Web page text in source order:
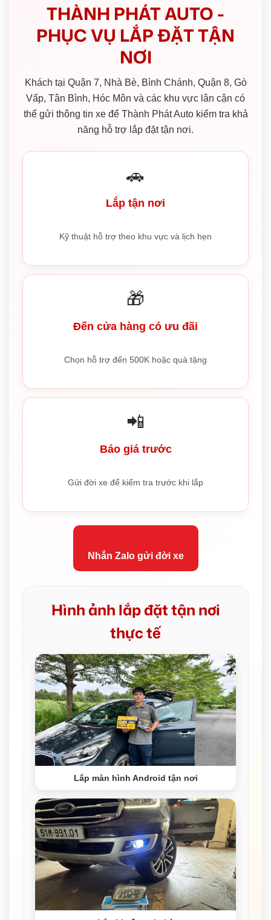
THÀNH PHÁT AUTO -
PHỤC VỤ LẮP ĐẶT TẬN
NƠI
Khách tại Quận 7, Nhà Bè, Bình Chánh, Quận 8, Gò
Vấp, Tân Bình, Hóc Môn và các khu vực lân cận có
thể gửi thông tin xe để Thành Phát Auto kiểm tra khả
năng hỗ trợ lắp đặt tận nơi.
🚗
Lắp tận nơi
Kỹ thuật hỗ trợ theo khu vực và lịch hẹn
🎁
Đến cửa hàng có ưu đãi
Chọn hỗ trợ đến 500K hoặc quà tặng
📲
Báo giá trước
Gửi đời xe để kiểm tra trước khi lắp
Nhắn Zalo gửi đời xe
Hình ảnh lắp đặt tận nơi
thực tế
Lắp màn hình Android tận nơi